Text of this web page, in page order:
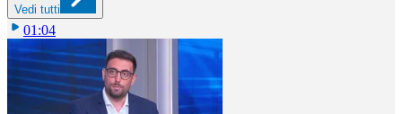
Vedi tutti
01:04